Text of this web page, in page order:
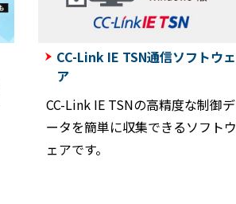
CC-Link IE TSN通信ソフトウェ
ア
CC-Link IE TSNの高精度な制御デ
ータを簡単に収集できるソフトウ
ェアです。